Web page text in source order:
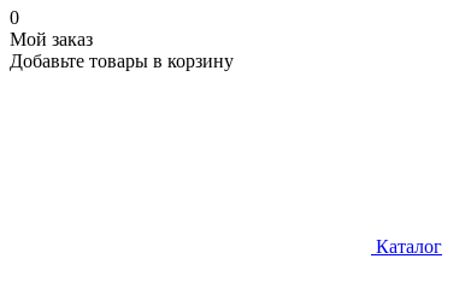
0
Мой заказ
Добавьте товары в корзину
Каталог